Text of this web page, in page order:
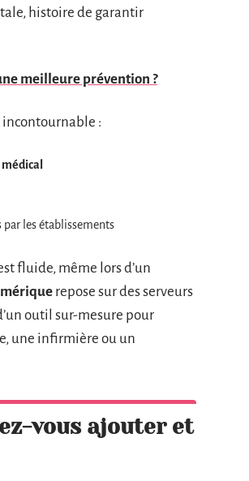
histoire de garantir
meilleure prévention ?
:
par les établissements
fluide, même lors d’un
repose sur des serveurs
outil sur-mesure pour
une infirmière ou un
vous ajouter et